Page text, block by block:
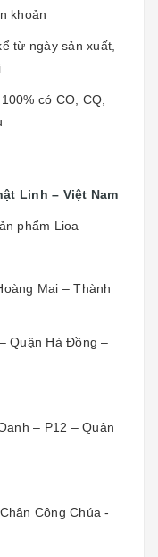
khoản
từ ngày sản xuất,
có CO, CQ,
Linh – Việt Nam
phẩm Lioa
Mai – Thành
Quận Hà Đồng –
– P12 – Quận
Công Chúa -